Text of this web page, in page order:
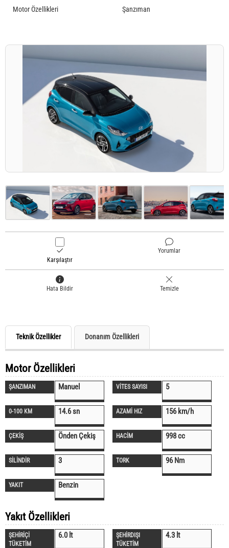
Motor Özellikleri Şanzıman
Karşılaştır
Yorumlar
Hata Bildir Temizle
Teknik Özellikler Donanım Özellikleri
Motor Özellikleri
ŞANZIMAN Manuel VİTES SAYISI 5
0-100 KM 14.6 sn AZAMİ HIZ 156 km/h
ÇEKİŞ Önden Çekiş HACİM 998 cc
SİLİNDİR 3 TORK 96 Nm
YAKIT Benzin
Yakıt Özellikleri
ŞEHİRİÇİ
TÜKETİM
6.0 lt
ŞEHİRDIŞI
TÜKETİM
4.3 lt